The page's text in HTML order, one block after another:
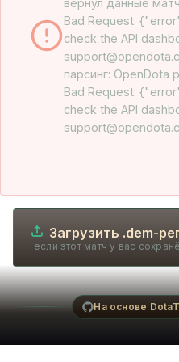
вернул данные
Bad Request:
check the API
парсинг: OpenDota
Bad Request:
check the API
Загрузить .dem-
если этот матч у вас
На основе